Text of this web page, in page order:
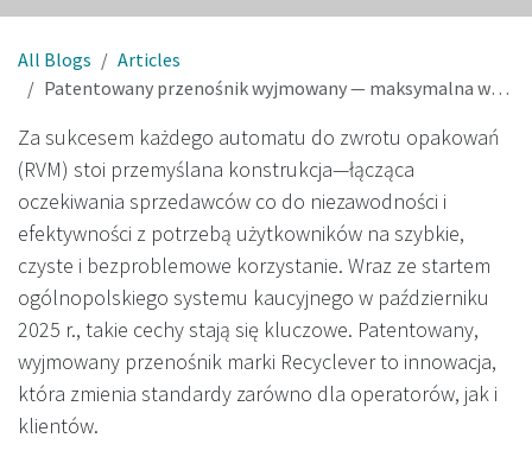
All Blogs
Articles
Patentowany przenośnik wyjmowany — maksymalna wydajność w handlu i wygoda dla użytkownika
Za sukcesem każdego automatu do zwrotu opakowań
(RVM) stoi przemyślana konstrukcja—łącząca
oczekiwania sprzedawców co do niezawodności i
efektywności z potrzebą użytkowników na szybkie,
czyste i bezproblemowe korzystanie. Wraz ze startem
ogólnopolskiego systemu kaucyjnego w październiku
2025 r., takie cechy stają się kluczowe. Patentowany,
wyjmowany przenośnik marki Recyclever to innowacja,
która zmienia standardy zarówno dla operatorów, jak i
klientów.